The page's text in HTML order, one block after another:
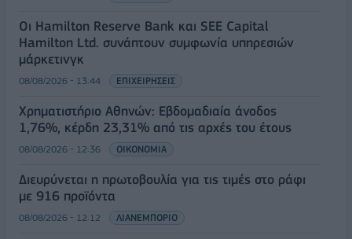
Οι Hamilton Reserve Bank και SEE Capital
Hamilton Ltd. συνάπτουν συμφωνία υπηρεσιών
μάρκετινγκ
08/08/2026 - 13:44 ΕΠΙΧΕΙΡΗΣΕΙΣ
Χρηματιστήριο Αθηνών: Εβδομαδιαία άνοδος
1,76%, κέρδη 23,31% από τις αρχές του έτους
08/08/2026 - 12:36 ΟΙΚΟΝΟΜΙΑ
Διευρύνεται η πρωτοβουλία για τις τιμές στο ράφι
με 916 προϊόντα
08/08/2026 - 12:12 ΛΙΑΝΕΜΠΟΡΙΟ